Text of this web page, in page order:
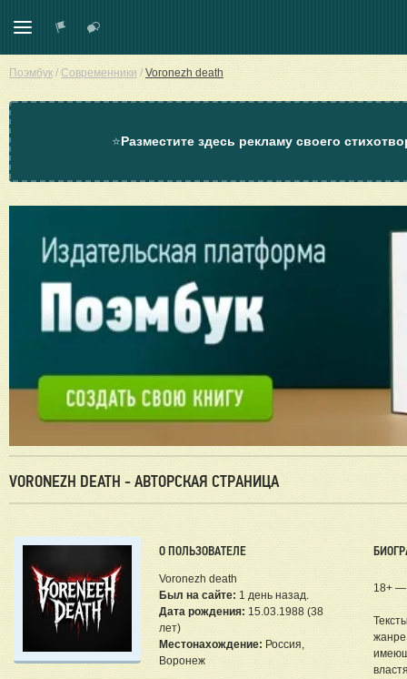
Поэмбук / Современники / Voronezh death
⭐Разместите здесь рекламу своего
VORONEZH DEATH - АВТОРСКАЯ СТРАНИЦА
О ПОЛЬЗОВАТЕЛЕ
Voronezh death
Был на сайте: 1 день назад.
Дата рождения: 15.03.1988 (38
лет)
Местонахождение: Россия,
Воронеж
18+ —
жанре